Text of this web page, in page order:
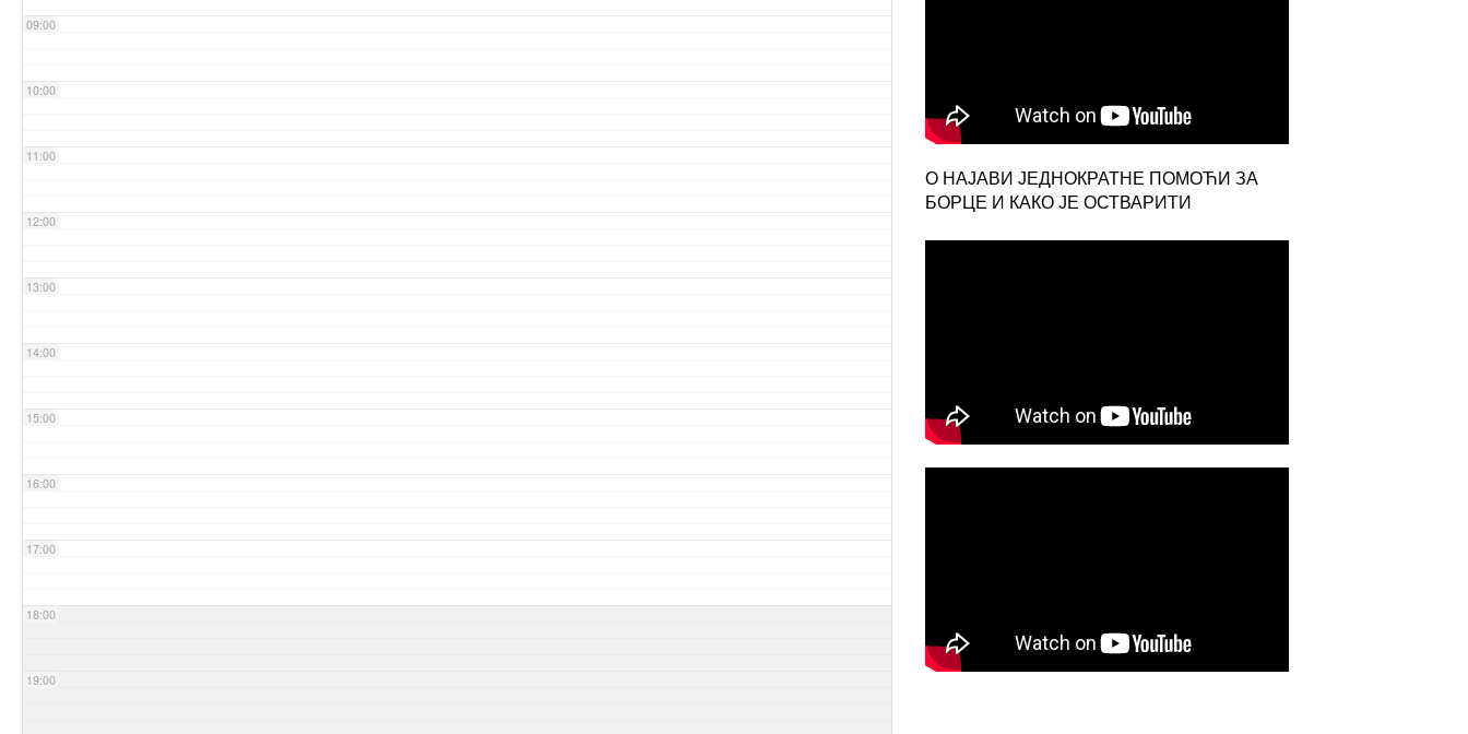
09:00
10:00
11:00
12:00
13:00
14:00
15:00
16:00
17:00
18:00
19:00
О НАЈАВИ ЈЕДНОКРАТНЕ ПОМОЋИ ЗА
БОРЦЕ И КАКО ЈЕ ОСТВАРИТИ